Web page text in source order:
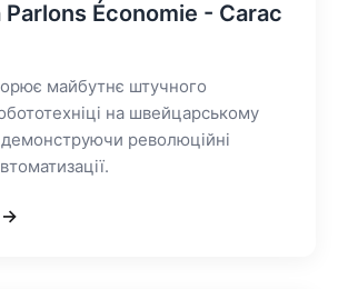
Parlons Économie - Carac
майбутнє штучного
на швейцарському
революційні
→